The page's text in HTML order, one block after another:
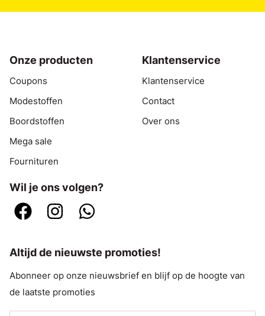
Onze producten
Coupons
Modestoffen
Boordstoffen
Mega sale
Fournituren
Klantenservice
Klantenservice
Contact
Over ons
Wil je ons volgen?
Altijd de nieuwste promoties!
Abonneer op onze nieuwsbrief en blijf op de hoogte van
de laatste promoties